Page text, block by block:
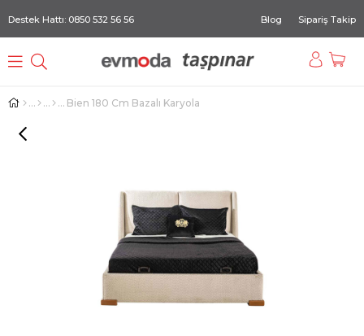
Destek Hattı: 0850 532 56 56 Blog Sipariş Takip
Bien 180 Cm Bazalı Karyola